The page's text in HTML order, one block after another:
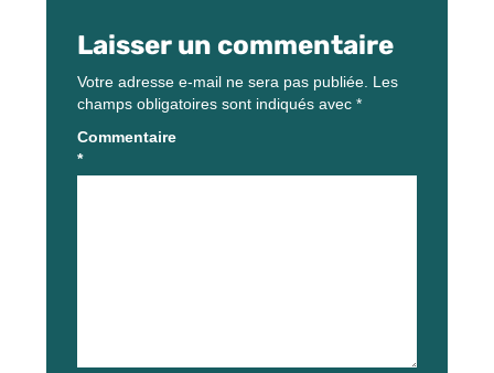
Laisser un commentaire
Votre adresse e-mail ne sera pas publiée. Les
champs obligatoires sont indiqués avec *
Commentaire
*